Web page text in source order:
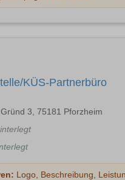
KÜS-Partnerbüro
3, 75181 Pforzheim
Logo, Beschreibung,